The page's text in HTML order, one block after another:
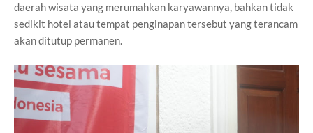
daerah wisata yang merumahkan karyawannya, bahkan tidak
sedikit hotel atau tempat penginapan tersebut yang terancam
akan ditutup permanen.